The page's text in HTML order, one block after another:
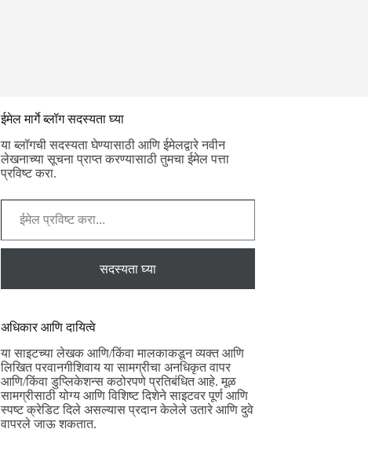
ईमेल मार्गे ब्लॉग सदस्यता घ्या
या ब्लॉगची सदस्यता घेण्यासाठी आणि ईमेलद्वारे नवीन
लेखनाच्या सूचना प्राप्त करण्यासाठी तुमचा ईमेल पत्ता
प्रविष्ट करा.
ईमेल प्रविष्ट करा...
सदस्यता घ्या
अधिकार आणि दायित्वे
या साइटच्या लेखक आणि/किंवा मालकाकडून व्यक्त आणि
लिखित परवानगीशिवाय या सामग्रीचा अनधिकृत वापर
आणि/किंवा डुप्लिकेशन्स कठोरपणे प्रतिबंधित आहे. मूळ
सामग्रीसाठी योग्य आणि विशिष्ट दिशेने साइटवर पूर्ण आणि
स्पष्ट क्रेडिट दिले असल्यास प्रदान केलेले उतारे आणि दुवे
वापरले जाऊ शकतात.